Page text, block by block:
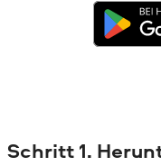
Schritt 1.